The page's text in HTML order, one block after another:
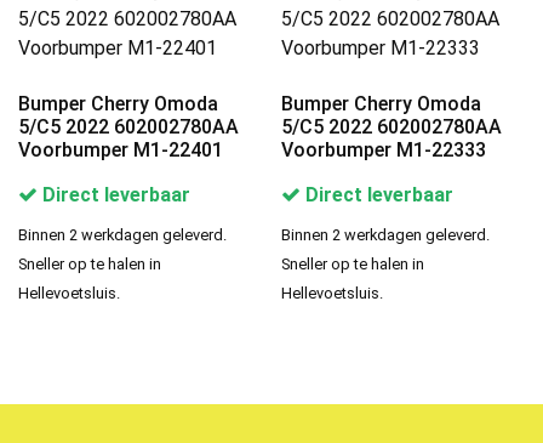
Bumper Cherry Omoda
5/C5 2022 602002780AA
Voorbumper M1-22401
Direct leverbaar
Binnen 2 werkdagen geleverd.
Sneller op te halen in
Hellevoetsluis.
Bumper Cherry Omoda
5/C5 2022 602002780AA
Voorbumper M1-22333
Direct leverbaar
Binnen 2 werkdagen geleverd.
Sneller op te halen in
Hellevoetsluis.